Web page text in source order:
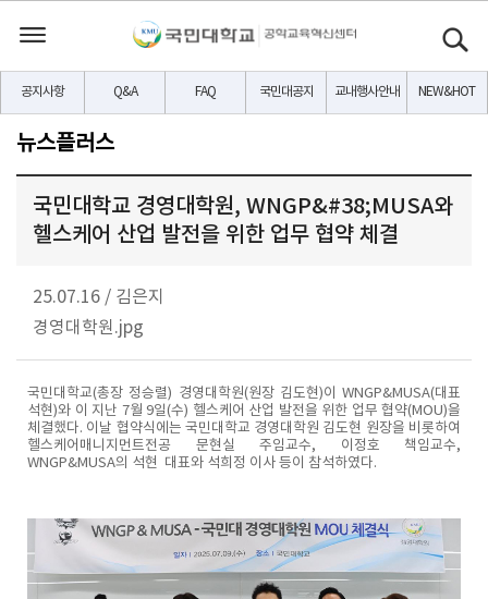
공지사항 Q&A FAQ 국민대공지 교내행사안내 NEW&HOT
뉴스플러스
국민대학교 경영대학원, WNGP&#38;MUSA와
헬스케어 산업 발전을 위한 업무 협약 체결
25.07.16 / 김은지
경영대학원.jpg
국민대학교(총장 정승렬) 경영대학원(원장 김도현)이 WNGP&MUSA(대표
석현)와 이 지난 7월 9일(수) 헬스케어 산업 발전을 위한 업무 협약(MOU)을
체결했다. 이날 협약식에는 국민대학교 경영대학원 김도현 원장을 비롯하여
헬스케어매니지먼트전공 문현실 주임교수, 이정호 책임교수,
WNGP&MUSA의 석현 대표와 석희정 이사 등이 참석하였다.